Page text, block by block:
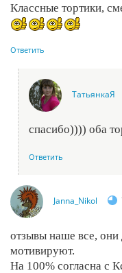
Классные тортики,
Ответить
ТатьянкаЯ
спасибо)))) оба
Ответить
Janna_Nikol
отзывы наше все, они
мотивируют.
На 100% согласна с